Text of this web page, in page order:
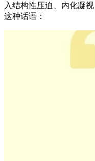
入结构性压迫、内化凝
这种话语：